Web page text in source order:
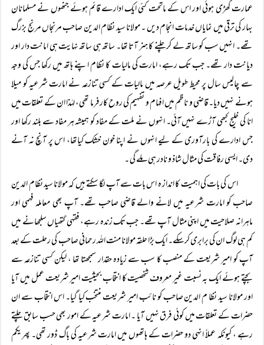
عمارت کھڑی ہوئی اور اس کے ماتحت کئی ایک ادارے قائم ہوئے جنھوں نے مسلمانان
بہار کی ترقی میں نمایاں خدمات انجام دیں ۔ مولانا سید نظام الدین صاحب مرنجاں مرنج بزرگ
تھے۔ انہیں سب کو ساتھ لے کر چلنے کا ہنر آتا تھا۔ ساتھ ہی ساتھ نہایت ہی امانت دار اور
دیانت دار تھے۔ جب تک رہے، امارت کی مالیات کا نظام اپنے ہاتھ میں رکھا جس کی وجہ
سے چالیس سال پر محیط طویل عرصہ میں مالیات کے کسی تنازعہ نے امارت شرعیہ کو میلا
ہونے نہیں دیا۔ قاضی و ناظم میں افہام و تفہیم کی روح کارفرما تھی، لہٰذا ان کے تعلقات میں
انا کی خلیج کبھی آڑے نہیں آئی۔ انہوں نے ملت کے مفاد کو ہمیشہ ہر مفاد سے بلند رکھا اور
جس ادارے کی بارآوری کے لیے انہوں نے اپنا خون خشک کیاتھا، اس پر آنچ نہ آنے
دی۔ ایسی رفاقت کی مثال شاذ و نادر ہی ملے گی ۔
اس کی بات کی اہمیت کا انداز ہ اس بات سے آپ لگا سکتے ہیں کہ مولانا سید نظام الدین
صاحب کو امارت شرعیہ میں لانے والے قاضی صاحب تھے۔ آپ بھی معاملہ فہمی اور
ماہرانہ صلاحیت میں اپنی مثال آپ تھے۔ جب تک زندہ رہے، فقہی گتھیاں سلجھانے میں
کم ہی لوگ ان کی برابری کرسکے۔ ایک بڑا حلقہ مولانا منت اللہ رحمانی صاحب کی رحلت کے بعد
آپ کو امیر شریعت کے منصب کا سب سے زیادہ حقدار سمجھتا تھا ، لیکن کسی تنازعہ سے
بچتے ہوئے ایک بہ نسبت غیر معروف شخصیت کا انتخاب بحیثیت امیر شریعت عمل میں آیا
اور مولانا سید نظا م الدین صاحب کو نائب امیر شریعت منتخب کیا گیا۔ اس انتخاب سے ان
حضرات کے تعلقات میں کوئی فرق نہیں آیا ۔ امارت شرعیہ کے امور بھی حسب سابق چلتے
رہے ، کیونکہ عملاً انہی دو حضرات کے ہاتھوں میں امارت شرعیہ کی باگ ڈور تھی۔ پھریکم